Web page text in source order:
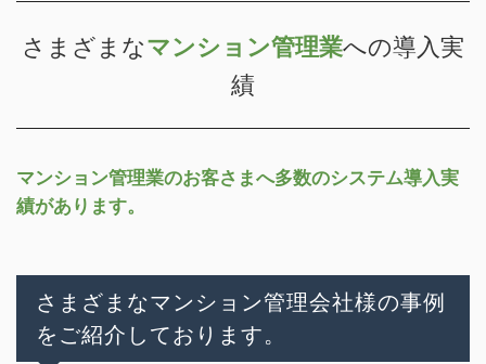
さまざまなマンション管理業への導入実
績
マンション管理業のお客さまへ多数のシステム導入実
績があります。
さまざまなマンション管理会社様の事例
をご紹介しております。